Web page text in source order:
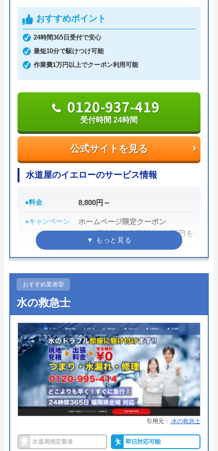
2 か月前
口コミが遅くなってしまいましたが、大変お
世話になりました。 丁寧かつ親切でわかり
しても心良く受けて頂きました。またよろし
くお願いします。
ずは電話相談をしてみることをおすすめします。
日本全国の水トラブルに対応している水の生活救急
車はトイレのみならず洗面所やキッチン、お風呂な
どにも対応してくれる水まわりトラブル解決のスペ
おすすめポイントとしてはこれまでの施工対応実績
は240万件以上と豊富な実績数があり、また最短5分
で業者を手配してくれて最短30分でスピード駆け付
けしてくれるところです。
また、取扱いメーカーに関しても幅広いため、水ま
う。
もちろん見積もりは無料ですし、出張・キャンセル
についても無料ですので、まずはサイトを覗いてみ
公式サイトを見る
0120-569-365
水の生活救急車の基本情報
運営会社 株式会社生活救急車
代表者 楯広長
おすすめポイント
24時間365日受付で安心
最短10分で駆けつけ可能
作業費1万円以上でクーポン利用可能
公式サイトを見る
0120-937-419
受付時間 24時間
水道屋のイエローのサービス情報
●料金 8,800円～
●キャンペーン
ホームページ限定クーポン
1,000円割引（作業料金が1万円を
超えた場合）
●受付時間
●定休日
●出張見積もり ―
●支払い方法
クレジットカード銀行振込（社員
対応時）
●累計実績 累計実績36万件
●保証・保険 ―
詳細は公式HPでご確認ください
水道屋のイエローがおすすめの理由
おすすめ業者⑨
水の救急士
引用元： 水の救急士
水道局指定業者 即日対応可能